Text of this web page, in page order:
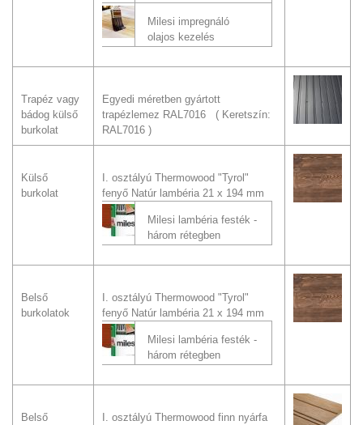
Milesi impregnáló
olajos kezelés
Trapéz vagy
bádog külső
burkolat
Egyedi méretben gyártott
trapézlemez RAL7016
Keretszín:
RAL7016
Külső
burkolat
I. osztályú Thermowood "Tyrol"
fenyő Natúr lambéria 21 x 194 mm
Milesi lambéria festék -
három rétegben
Belső
burkolatok
I. osztályú Thermowood "Tyrol"
fenyő Natúr lambéria 21 x 194 mm
Milesi lambéria festék -
három rétegben
Belső
I. osztályú Thermowood finn nyárfa